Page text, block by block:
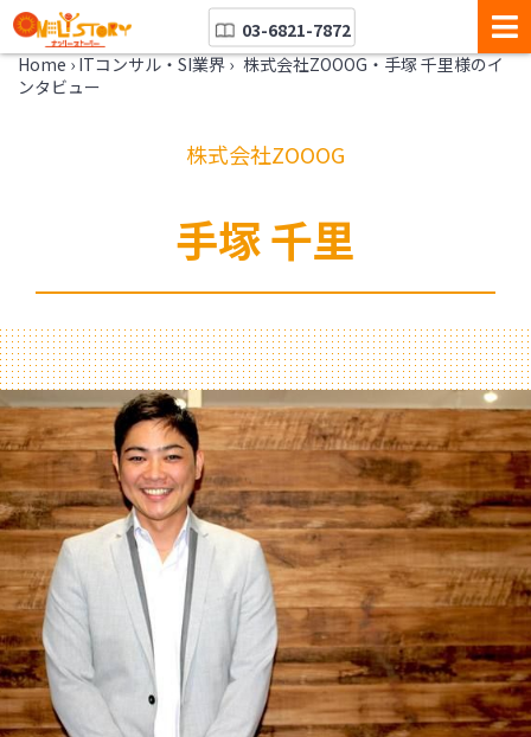
03-6821-7872
Home › ITコンサル・SI業界 › 株式会社ZOOOG・手塚 千里 様のイ
ンタビュー
株式会社ZOOOG
手塚 千里